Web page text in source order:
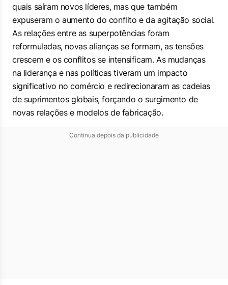
quais saíram novos líderes, mas que também
expuseram o aumento do conflito e da agitação social.
As relações entre as superpotências foram
reformuladas, novas alianças se formam, as tensões
crescem e os conflitos se intensificam. As mudanças
na liderança e nas políticas tiveram um impacto
significativo no comércio e redirecionaram as cadeias
de suprimentos globais, forçando o surgimento de
novas relações e modelos de fabricação.
Continua depois da publicidade